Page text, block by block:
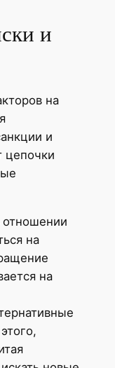
и
на
и
цепочки
отношении
на
на